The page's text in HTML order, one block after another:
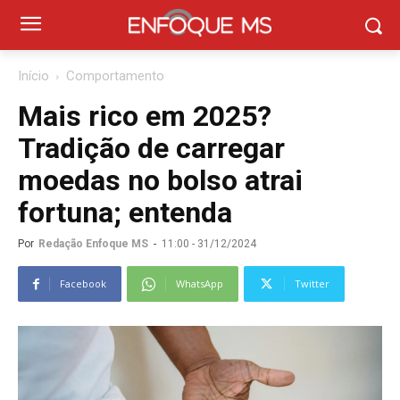
Início Comportamento
Mais rico em 2025?
Tradição de carregar
moedas no bolso atrai
fortuna; entenda
Por Redação Enfoque MS - 11:00 - 31/12/2024
Facebook WhatsApp Twitter